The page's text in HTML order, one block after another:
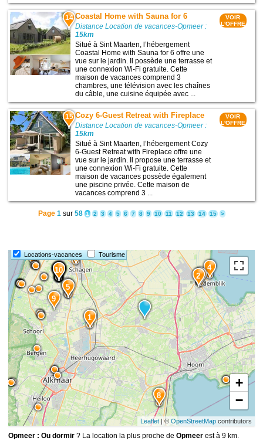
14 Coastal Home with Sauna for 6
Distance Location de vacances-Opmeer :
15km
Situé à Sint Maarten, l’hébergement
Coastal Home with Sauna for 6 offre une
vue sur le jardin. Il possède une terrasse et
une connexion Wi-Fi gratuite. Cette
maison de vacances comprend 3
chambres, une télévision avec les chaînes
du câble, une cuisine équipée avec ...
VOIR
L'OFFRE
15 Cozy 6-Guest Retreat with Fireplace
Distance Location de vacances-Opmeer :
15km
Situé à Sint Maarten, l’hébergement Cozy
6-Guest Retreat with Fireplace offre une
vue sur le jardin. Il propose une terrasse et
une connexion Wi-Fi gratuite. Cette
maison de vacances possède également
une piscine privée. Cette maison de
vacances comprend 3 ...
VOIR
L'OFFRE
Page 1sur 58 1 2 3 4 5 6 7 8 9 10 11 12 13 14 15 >
Locations-vacances Tourisme
15
14
13
12
11
10
9
8
7
6
5
4
3
2
1
+
−
Leaflet| © OpenStreetMapcontributors
Opmeer : Ou dormir ? La location la plus proche deOpmeer est à 9 km.